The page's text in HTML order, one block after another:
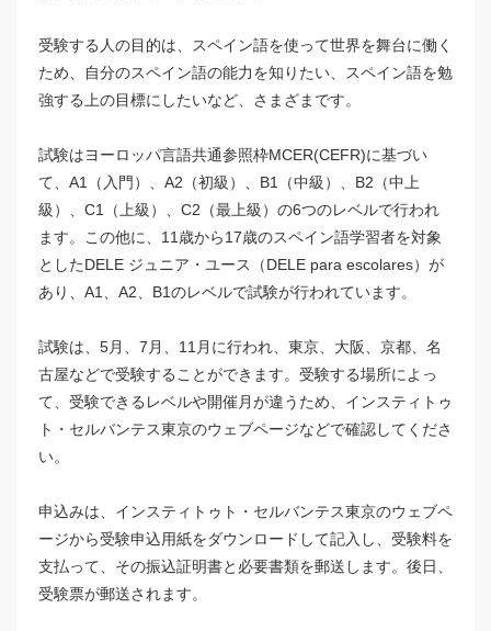
受験する人の目的は、スペイン語を使って世界を舞台に働く
ため、自分のスペイン語の能力を知りたい、スペイン語を勉
強する上の目標にしたいなど、さまざまです。
試験はヨーロッパ言語共通参照枠MCER(CEFR)に基づい
て、A1（入門）、A2（初級）、B1（中級）、B2（中上
級）、C1（上級）、C2（最上級）の6つのレベルで行われ
ます。この他に、11歳から17歳のスペイン語学習者を対象
としたDELE ジュニア・ユース（DELE para escolares）が
あり、A1、A2、B1のレベルで試験が行われています。
試験は、5月、7月、11月に行われ、東京、大阪、京都、名
古屋などで受験することができます。受験する場所によっ
て、受験できるレベルや開催月が違うため、インスティトゥ
ト・セルバンテス東京のウェブページなどで確認してくださ
い。
申込みは、インスティトゥト・セルバンテス東京のウェブペ
ージから受験申込用紙をダウンロードして記入し、受験料を
支払って、その振込証明書と必要書類を郵送します。後日、
受験票が郵送されます。